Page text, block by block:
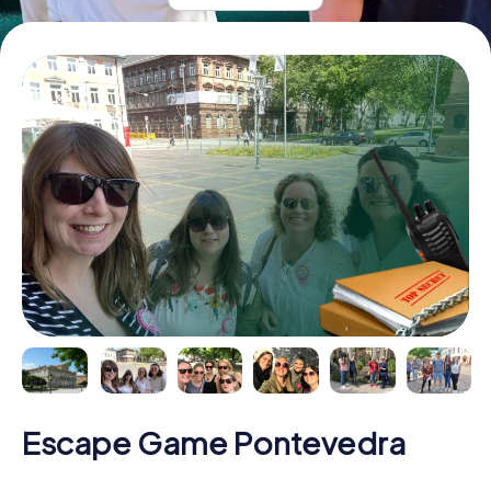
Escape Game Pontevedra